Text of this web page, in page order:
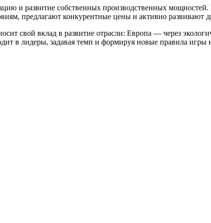
и развитие собственных производственных
предлагают конкурентные цены и активно развивают
свой вклад в развитие отрасли: Европа — через
в лидеры, задавая темп и формируя новые правила